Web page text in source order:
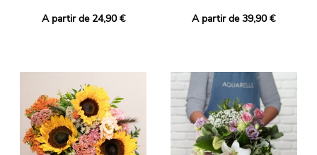
A partir de 24,90 € A partir de 39,90 €